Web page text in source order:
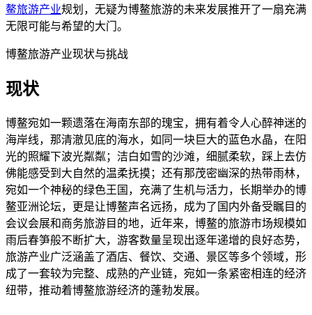
鳌旅游产业规划，无疑为博鳌旅游的未来发展推开了一扇充满
无限可能与希望的大门。
博鳌旅游产业现状与挑战
现状
博鳌宛如一颗遗落在海南东部的瑰宝，拥有着令人心醉神迷的
海岸线，那清澈见底的海水，如同一块巨大的蓝色水晶，在阳
光的照耀下波光粼粼；洁白如雪的沙滩，细腻柔软，踩上去仿
佛能感受到大自然的温柔抚摸；还有那茂密幽深的热带雨林，
宛如一个神秘的绿色王国，充满了生机与活力，长期举办的博
鳌亚洲论坛，更是让博鳌声名远扬，成为了国内外备受瞩目的
会议会展和商务旅游目的地，近年来，博鳌的旅游市场规模如
雨后春笋般不断扩大，游客数量呈现出逐年递增的良好态势，
旅游产业广泛涵盖了酒店、餐饮、交通、景区等多个领域，形
成了一套较为完整、成熟的产业链，宛如一条紧密相连的经济
纽带，推动着博鳌旅游经济的蓬勃发展。